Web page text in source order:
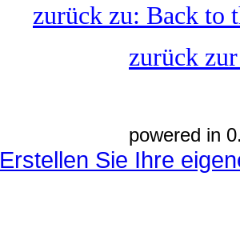
zurück zu: Back to
zurück
powered in
Erstellen Sie Ihre